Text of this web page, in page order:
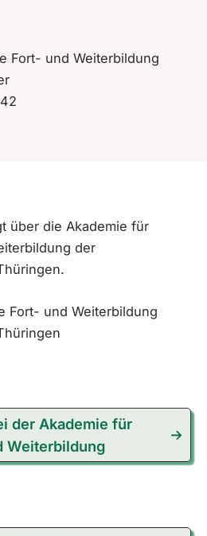
Fort- und Weiterbildung
über die Akademie für
der
Fort- und Weiterbildung
der Akademie für
Weiterbildung